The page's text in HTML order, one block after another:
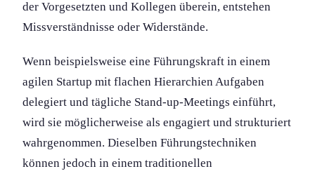
der Vorgesetzten und Kollegen überein, entstehen
Missverständniss­e oder Widerstände.
Wenn beispielsweise eine Führungs­kraft in einem
agilen Startup mit flachen Hierarchien Aufgaben
delegiert und tägliche Stand-up-Meetings einführt,
wird sie möglicherweise als engagiert und strukturiert
wahrgenommen. Dieselben Führungs­techniken
können jedoch in einem tradition­ellen